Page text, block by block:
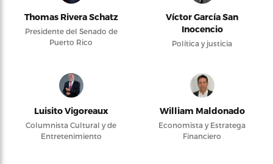
Thomas Rivera Schatz
Presidente del Senado de
Puerto Rico
Víctor García San
Inocencio
Política y justicia
Luisito Vigoreaux
Columnista Cultural y de
Entretenimiento
William Maldonado
Economista y Estratega
Financiero